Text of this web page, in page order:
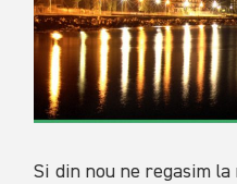
Si din nou ne regasim